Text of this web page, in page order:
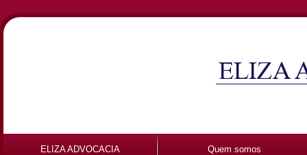
ELIZA ADVOCACIA Quem somos